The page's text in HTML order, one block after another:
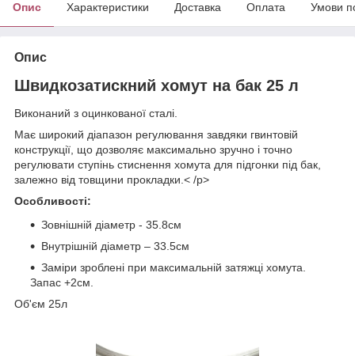
Опис Характеристики Доставка Оплата Умови
Опис
Швидкозатискний хомут на бак 25 л
Виконаний з оцинкованої сталі.
Має широкий діапазон регулювання завдяки гвинтовій
конструкції, що дозволяє максимально зручно і точно
регулювати ступінь стиснення хомута для підгонки під бак,
залежно від товщини прокладки.< /p>
Особливості:
Зовнішній діаметр - 35.8см
Внутрішній діаметр – 33.5см
Заміри зроблені при максимальній затяжці хомута.
Запас +2см.
Об'єм 25л